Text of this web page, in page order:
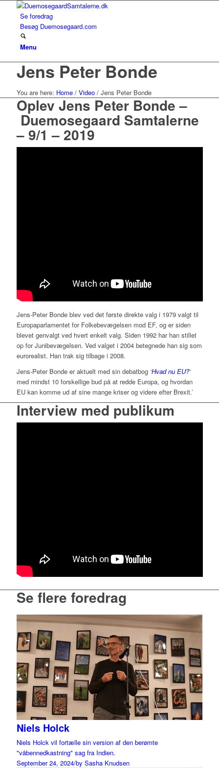
Se foredrag
Besøg Duemosegaard.com
Menu
Jens Peter Bonde
You are here: Home / Video / Jens Peter Bonde
Oplev Jens Peter Bonde–
Duemosegaard Samtalerne
– 9/1 – 2019
Jens-Peter Bonde blev ved det første direkte valg i 1979 valgt til
Europaparlamentet for Folkebevægelsen mod EF, og er siden
blevet genvalgt ved hvert enkelt valg. Siden 1992 har han stillet
op for Junibevægelsen. Ved valget i 2004 betegnede han sig som
eurorealist. Han trak sig tilbage i 2008.
Jens-Peter Bonde er aktuelt med sin debatbog ‘Hvad nu EU?‘
med mindst 10 forskellige bud på at redde Europa, og hvordan
EU kan komme ud af sine mange kriser og videre efter Brexit.’
Interview med publikum
Se flere foredrag
Niels Holck
Niels Holck vil fortælle sin version af den berømte
"våbennedkastning" sag fra Indien.
September 24, 2024/by Sasha Knudsen